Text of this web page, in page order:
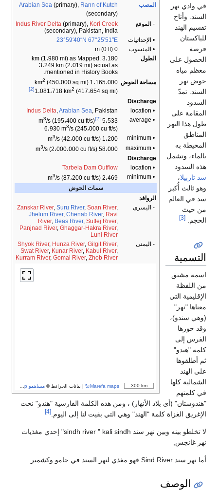
المصب
Arabian Sea (primary), Rann of Kutch
(secondary)
- الموقع
Indus River Delta (primary), Kori Creek
(secondary), Pakistan, India
• الإحداثيات
23°59′40″N 67°25′51″E
• المنسوب
0 m (0 ft)
الطول
3،180 km (1،980 mi) as Mapped.
3،249 km (2،019 mi) actual as
mentioned in History Books.
مساحة الحوض 1،165،000 km 2 (450،000 sq mi)
1،081،718 km2 (417،654 sq mi) [2]
Discharge
• location
Indus Delta,Arabian Sea, Pakistan
• average
5،533 m 3/s (195،400 cu ft/s) [2]
6،930 m3/s (245،000 cu ft/s)
• minimum
1،200 m 3/s (42،000 cu ft/s)
• maximum
58،000 m 3/s (2،000،000 cu ft/s)
Discharge
• location
Tarbela Dam Outflow
• minimum
2،469 m 3/s (87،200 cu ft/s)
سمات الحوض
الروافد
- اليسرى
Zanskar River, Suru River, Soan River,
Jhelum River, Chenab River, Ravi
River, Beas River, Sutlej River,
Panjnad River, Ghaggar-Hakra River,
Luni River
- اليمنى
Shyok River, Hunza River, Gilgit River,
Swat River, Kunar River, Kabul River,
Kurram River, Gomal River, Zhob River
300 km
Marefa maps | بيانات الخرائط © مساهمو OpenStreetMap
في وادي نهر
السند. وأتاح
تقسيم الهند
للباكستان
فرصة
الحصول على
معظم مياه
حوض نهر
السند. تمدّ
السدود
المقامة على
طول هذا النهر
المناطق
المحيطة به
بالماء، وتشمل
هذه السدود
سد تاربيلا،
وهو ثالث أُكبر
سد في العالم
من حيث
الحجم.
[3]
التسمية
اسمه مشتق
من اللفظة
الإقليمية التي
معناها "نهر"
(وهي سندو)،
وقد حورها
الفرس إلى
كلمة "هندو"
ثم أطلقوها
على الهند
الشمالية كلها
في كلمتهم
"هندوستان" (أي بلاد الأنهار) ، ومن هذه الكلمة الفارسية "هندو" نحت
الإغريق الغزاة كلمة "الهند" وهي التي بقيت لنا إلى اليوم.[4]
لا تخلطو بينه وبين نهر سند sindh river " kali sindh" إحدي مغذيات
نهر غانجس,
أما نهر سند Sind River فهو مغذي لنهر السند في جامو وكشمير
الوصف